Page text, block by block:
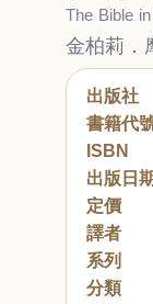
The Bible
金柏莉．
出版社
書籍代
ISBN
出版日期
定價
譯者
系列
分類